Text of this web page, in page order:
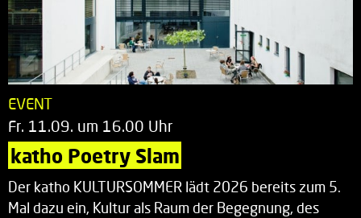
EVENT
Fr. 11.09. um 16.00 Uhr
katho Poetry Slam
Der katho KULTURSOMMER lädt 2026 bereits zum 5.
Mal dazu ein, Kultur als Raum der Begegnung, des